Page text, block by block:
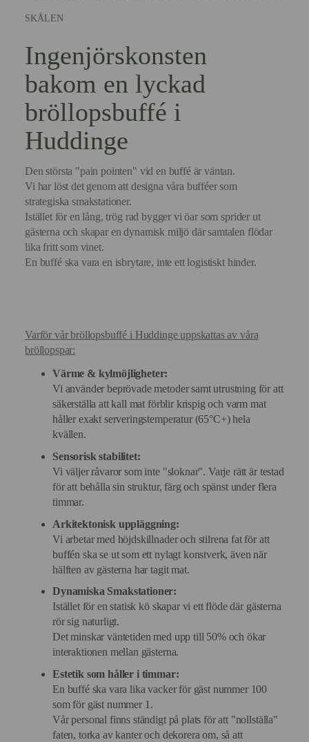
SKÅLEN
Ingenjörskonsten
bakom en lyckad
bröllopsbuffé i
Huddinge
Den största "pain pointen" vid en buffé är väntan.
Vi har löst det genom att designa våra bufféer som
strategiska smakstationer.
Istället för en lång, trög rad bygger vi öar som sprider ut
gästerna och skapar en dynamisk miljö där samtalen flödar
lika fritt som vinet.
En buffé ska vara en isbrytare, inte ett logistiskt hinder.
Varför vår bröllopsbuffé i Huddinge uppskattas av våra
bröllopspar:
Värme & kylmöjligheter:
Vi använder beprövade metoder samt utrustning för att
säkerställa att kall mat förblir krispig och varm mat
håller exakt serveringstemperatur (65°C+) hela
kvällen.
Sensorisk stabilitet:
Vi väljer råvaror som inte "sloknar". Varje rätt är testad
för att behålla sin struktur, färg och spänst under flera
timmar.
Arkitektonisk uppläggning:
Vi arbetar med höjdskillnader och stilrena fat för att
buffén ska se ut som ett nylagt konstverk, även när
hälften av gästerna har tagit mat.
Dynamiska Smakstationer:
Istället för en statisk kö skapar vi ett flöde där gästerna
rör sig naturligt.
Det minskar väntetiden med upp till 50% och ökar
interaktionen mellan gästerna.
Estetik som håller i timmar:
En buffé ska vara lika vacker för gäst nummer 100
som för gäst nummer 1.
Vår personal finns ständigt på plats för att "nollställa"
faten, torka av kanter och dekorera om, så att